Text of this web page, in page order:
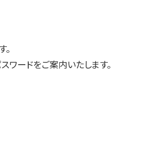
ードをご案内いたします。